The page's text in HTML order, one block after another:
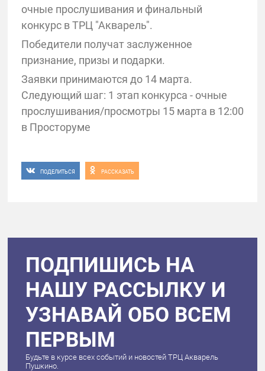
очные прослушивания и финальный
конкурс в ТРЦ "Акварель".
Победители получат заслуженное
признание, призы и подарки.
Заявки принимаются до 14 марта.
Следующий шаг: 1 этап конкурса - очные
прослушивания/просмотры 15 марта в 12:00
в Просторуме
ПОДЕЛИТЬСЯ РАССКАЗАТЬ
ПОДПИШИСЬ НА
НАШУ РАССЫЛКУ И
УЗНАВАЙ ОБО ВСЕМ
ПЕРВЫМ
Будьте в курсе всех событий и новостей ТРЦ Акварель
Пушкино.